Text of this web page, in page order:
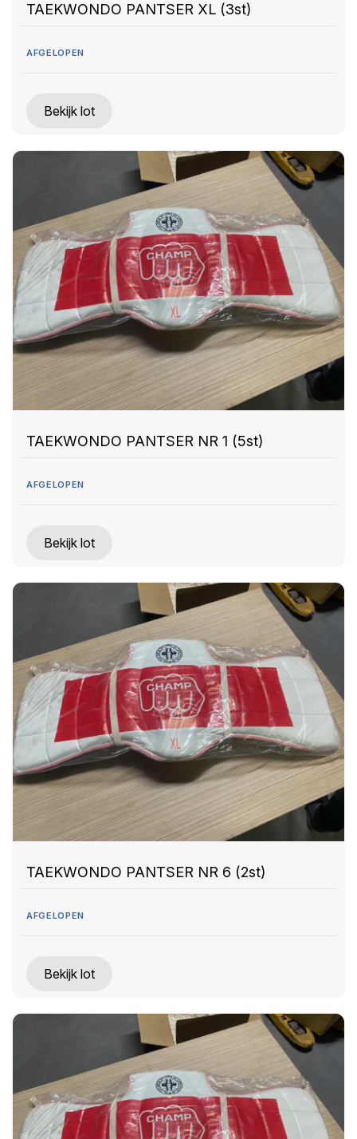
TAEKWONDO PANTSER XL (3st)
AFGELOPEN
Bekijk lot
TAEKWONDO PANTSER NR 1 (5st)
AFGELOPEN
Bekijk lot
TAEKWONDO PANTSER NR 6 (2st)
AFGELOPEN
Bekijk lot